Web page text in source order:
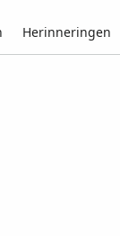
Herinneringen